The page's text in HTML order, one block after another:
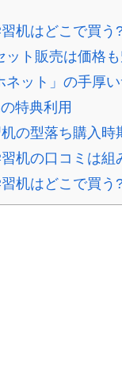
机はどこで買う
ット販売は価格
ネット」の手厚
特典利用
の型落ち購入時
机の口コミは組
机はどこで買う